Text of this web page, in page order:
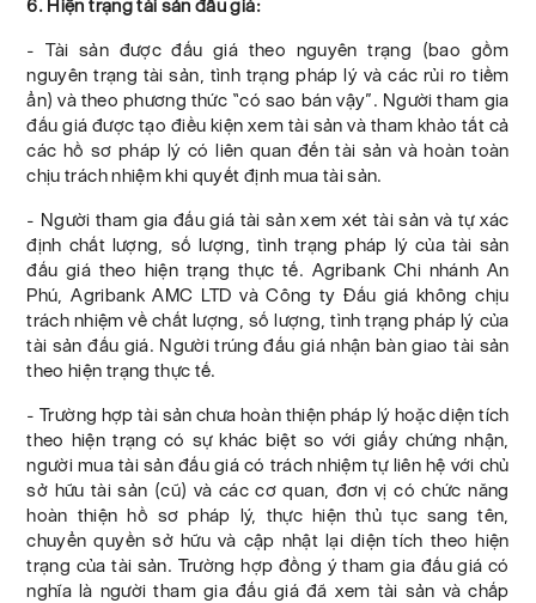
6. Hiện trạng tài sản đấu giá:
- Tài sản được đấu giá theo nguyên trạng (bao gồm
nguyên trạng tài sản, tình trạng pháp lý và các rủi ro tiềm
ẩn) và theo phương thức “có sao bán vậy”. Người tham gia
đấu giá được tạo điều kiện xem tài sản và tham khảo tất cả
các hồ sơ pháp lý có liên quan đến tài sản và hoàn toàn
chịu trách nhiệm khi quyết định mua tài sản.
- Người tham gia đấu giá tài sản xem xét tài sản và tự xác
định chất lượng, số lượng, tình trạng pháp lý của tài sản
đấu giá theo hiện trạng thực tế. Agribank Chi nhánh An
Phú, Agribank AMC LTD và Công ty Đấu giá không chịu
trách nhiệm về chất lượng, số lượng, tình trạng pháp lý của
tài sản đấu giá. Người trúng đấu giá nhận bàn giao tài sản
theo hiện trạng thực tế.
- Trường hợp tài sản chưa hoàn thiện pháp lý hoặc diện tích
theo hiện trạng có sự khác biệt so với giấy chứng nhận,
người mua tài sản đấu giá có trách nhiệm tự liên hệ với chủ
sở hữu tài sản (cũ) và các cơ quan, đơn vị có chức năng
hoàn thiện hồ sơ pháp lý, thực hiện thủ tục sang tên,
chuyển quyền sở hữu và cập nhật lại diện tích theo hiện
trạng của tài sản. Trường hợp đồng ý tham gia đấu giá có
nghĩa là người tham gia đấu giá đã xem tài sản và chấp